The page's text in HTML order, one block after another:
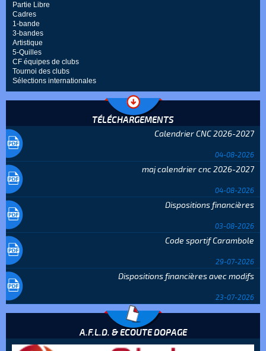
Partie Libre
Cadres
1-bande
3-bandes
Artistique
5-Quilles
CF équipes de clubs
Tournoi des clubs
Sélections internationales
TÉLÉCHARGEMENTS
Calendrier CNC 2026-2027
04-08-2026
maj calendrier cnc 2026-2027
04-08-2026
Dispositions financières
03-08-2026
Code sportif Carambole
29-07-2026
Dispositions financières avec modifs
23-07-2026
A.F.L.D. & ECOUTE DOPAGE